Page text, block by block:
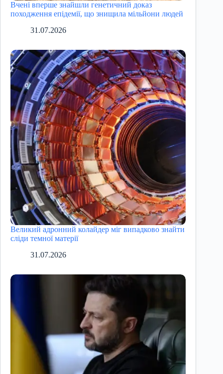
Вчені вперше знайшли генетичний доказ
походження епідемії, що знищила мільйони людей
31.07.2026
Великий адронний колайдер міг випадково знайти
сліди темної матерії
31.07.2026